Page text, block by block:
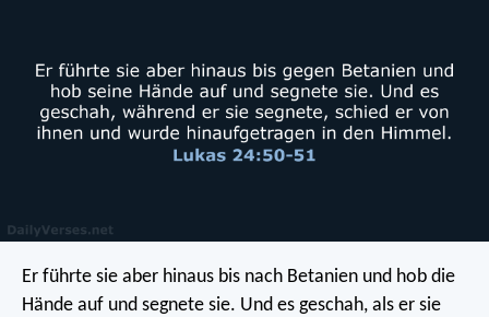
Er führte sie aber hinaus bis nach Betanien und hob die
Hände auf und segnete sie. Und es geschah, als er sie